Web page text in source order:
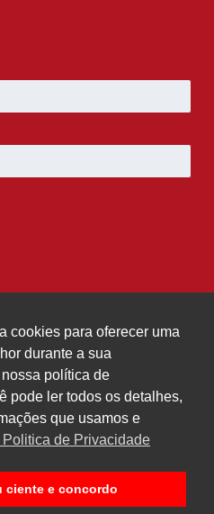
cookies para oferecer uma
durante a sua
política de
pode ler todos os detalhes,
que usamos e
Politica de Privacidade
ciente e concordo